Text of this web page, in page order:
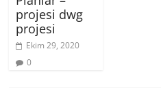
projesi dwg
projesi
Ekim 29, 2020
0